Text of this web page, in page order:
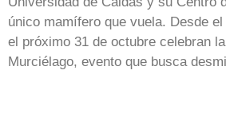
único mamífero que vuela. Desde
el próximo 31 de octubre celebran
Murciélago, evento que busca